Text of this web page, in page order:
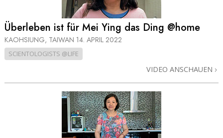
Überleben ist für Mei Ying das Ding @home
KAOHSIUNG, TAIWAN 14. APRIL 2022
SCIENTOLOGISTS @LIFE
VIDEO ANSCHAUEN